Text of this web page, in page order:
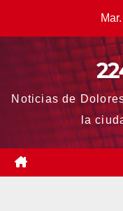
Noticias de
la